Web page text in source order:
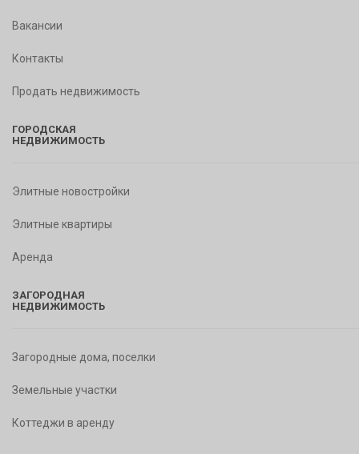
Вакансии
Контакты
Продать недвижимость
ГОРОДСКАЯ
НЕДВИЖИМОСТЬ
Элитные новостройки
Элитные квартиры
Аренда
ЗАГОРОДНАЯ
НЕДВИЖИМОСТЬ
Загородные дома, поселки
Земельные участки
Коттеджи в аренду